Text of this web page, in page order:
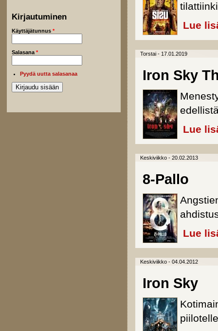
Kirjautuminen
Käyttäjätunnus *
Salasana *
Pyydä uutta salasanaa
Lue
Torstai - 17.01.2019
Iron Sky
Lue
Keskiviikko - 20.02.2013
8-Pallo
Lue
Keskiviikko - 04.04.2012
Iron Sky